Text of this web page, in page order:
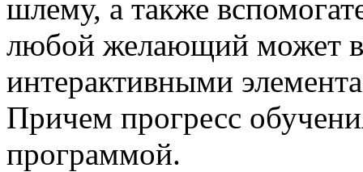
шлему, а также
любой желающий может
интерактивными
Причем прогресс
программой.